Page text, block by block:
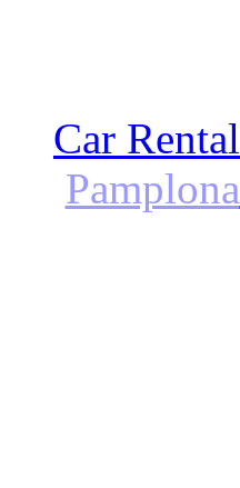
Car
Pamplona